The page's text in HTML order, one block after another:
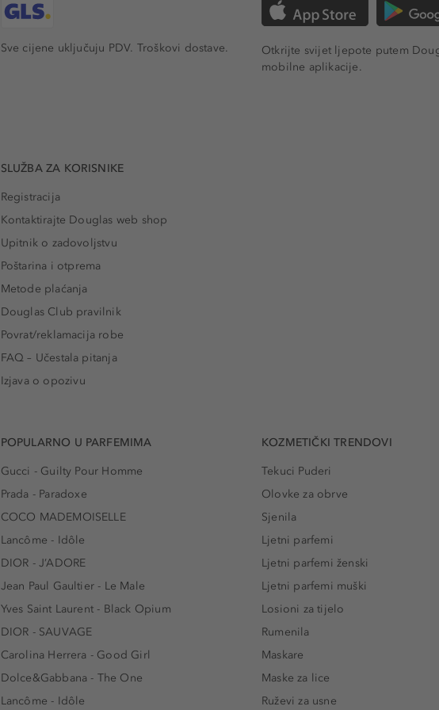
Sve cijene uključuju PDV. Troškovi dostave.
Otkrijte svijet ljepote putem
mobilne aplikacije.
SLUŽBA ZA KORISNIKE
Registracija
Kontaktirajte Douglas web shop
Upitnik o zadovoljstvu
Poštarina i otprema
Metode plaćanja
Douglas Club pravilnik
Povrat/reklamacija robe
FAQ – Učestala pitanja
Izjava o opozivu
POPULARNO U PARFEMIMA
Gucci - Guilty Pour Homme
Prada - Paradoxe
COCO MADEMOISELLE
Lancôme - Idôle
DIOR - J’ADORE
Jean Paul Gaultier - Le Male
Yves Saint Laurent - Black Opium
DIOR - SAUVAGE
Carolina Herrera - Good Girl
Dolce&Gabbana - The One
Lancôme - Idôle
KOZMETIČKI TRENDOVI
Tekuci Puderi
Olovke za obrve
Sjenila
Ljetni parfemi
Ljetni parfemi ženski
Ljetni parfemi muški
Losioni za tijelo
Rumenila
Maskare
Maske za lice
Ruževi za usne